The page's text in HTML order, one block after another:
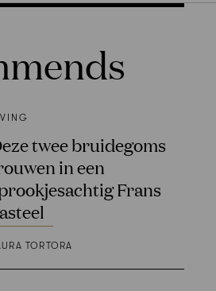
twee bruidegoms
in een
Frans
TORTORA